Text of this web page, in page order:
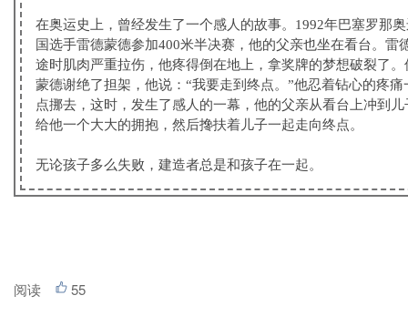
在奥运史上，曾经发生了一个感人的故事。 1992年巴塞罗那
国选手雷德蒙德参加400米半决赛，他的父亲也坐在看台。雷
途时肌肉严重拉伤，他疼得倒在地上，拿奖牌的梦想破裂了
蒙德谢绝了担架，他说：“我要走到终点。”他忍着钻心的疼痛
点挪去，这时，发生了感人的一幕，他的父亲从看台上冲到
给他一个大大的拥抱，然后搀扶着儿子一起走向终点。
无论孩子多么失败，建造者总是和孩子在一起。
阅读 55